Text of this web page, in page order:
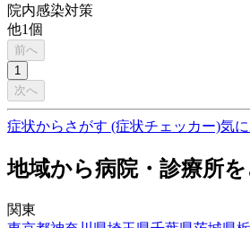
院内感染対策
他1個
前へ
1
次へ
症状からさがす (症状チェッカー)気
地域から病院・診療所
関東